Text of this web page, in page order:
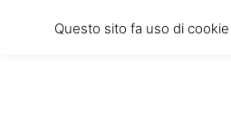
Thursday, August 6, 2026
Questo sito fa uso di